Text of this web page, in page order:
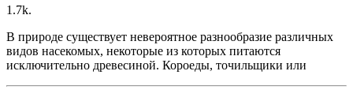
1.7k.
В природе существует невероятное разнообразие различных
видов насекомых, некоторые из которых питаются
исключительно древесиной. Короеды, точильщики или